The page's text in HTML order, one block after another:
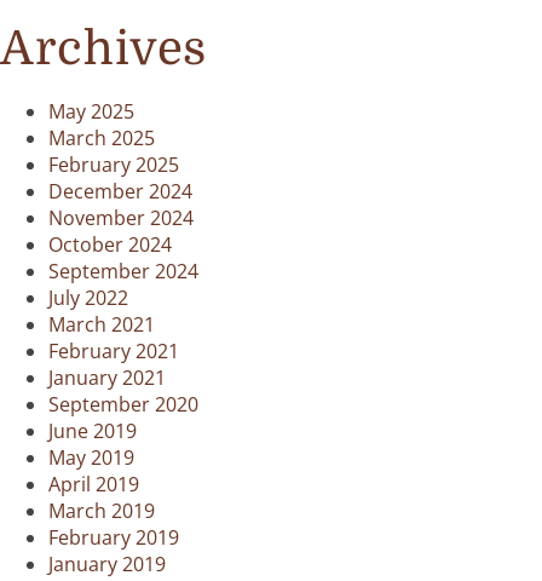
Archives
May 2025
March 2025
February 2025
December 2024
November 2024
October 2024
September 2024
July 2022
March 2021
February 2021
January 2021
September 2020
June 2019
May 2019
April 2019
March 2019
February 2019
January 2019